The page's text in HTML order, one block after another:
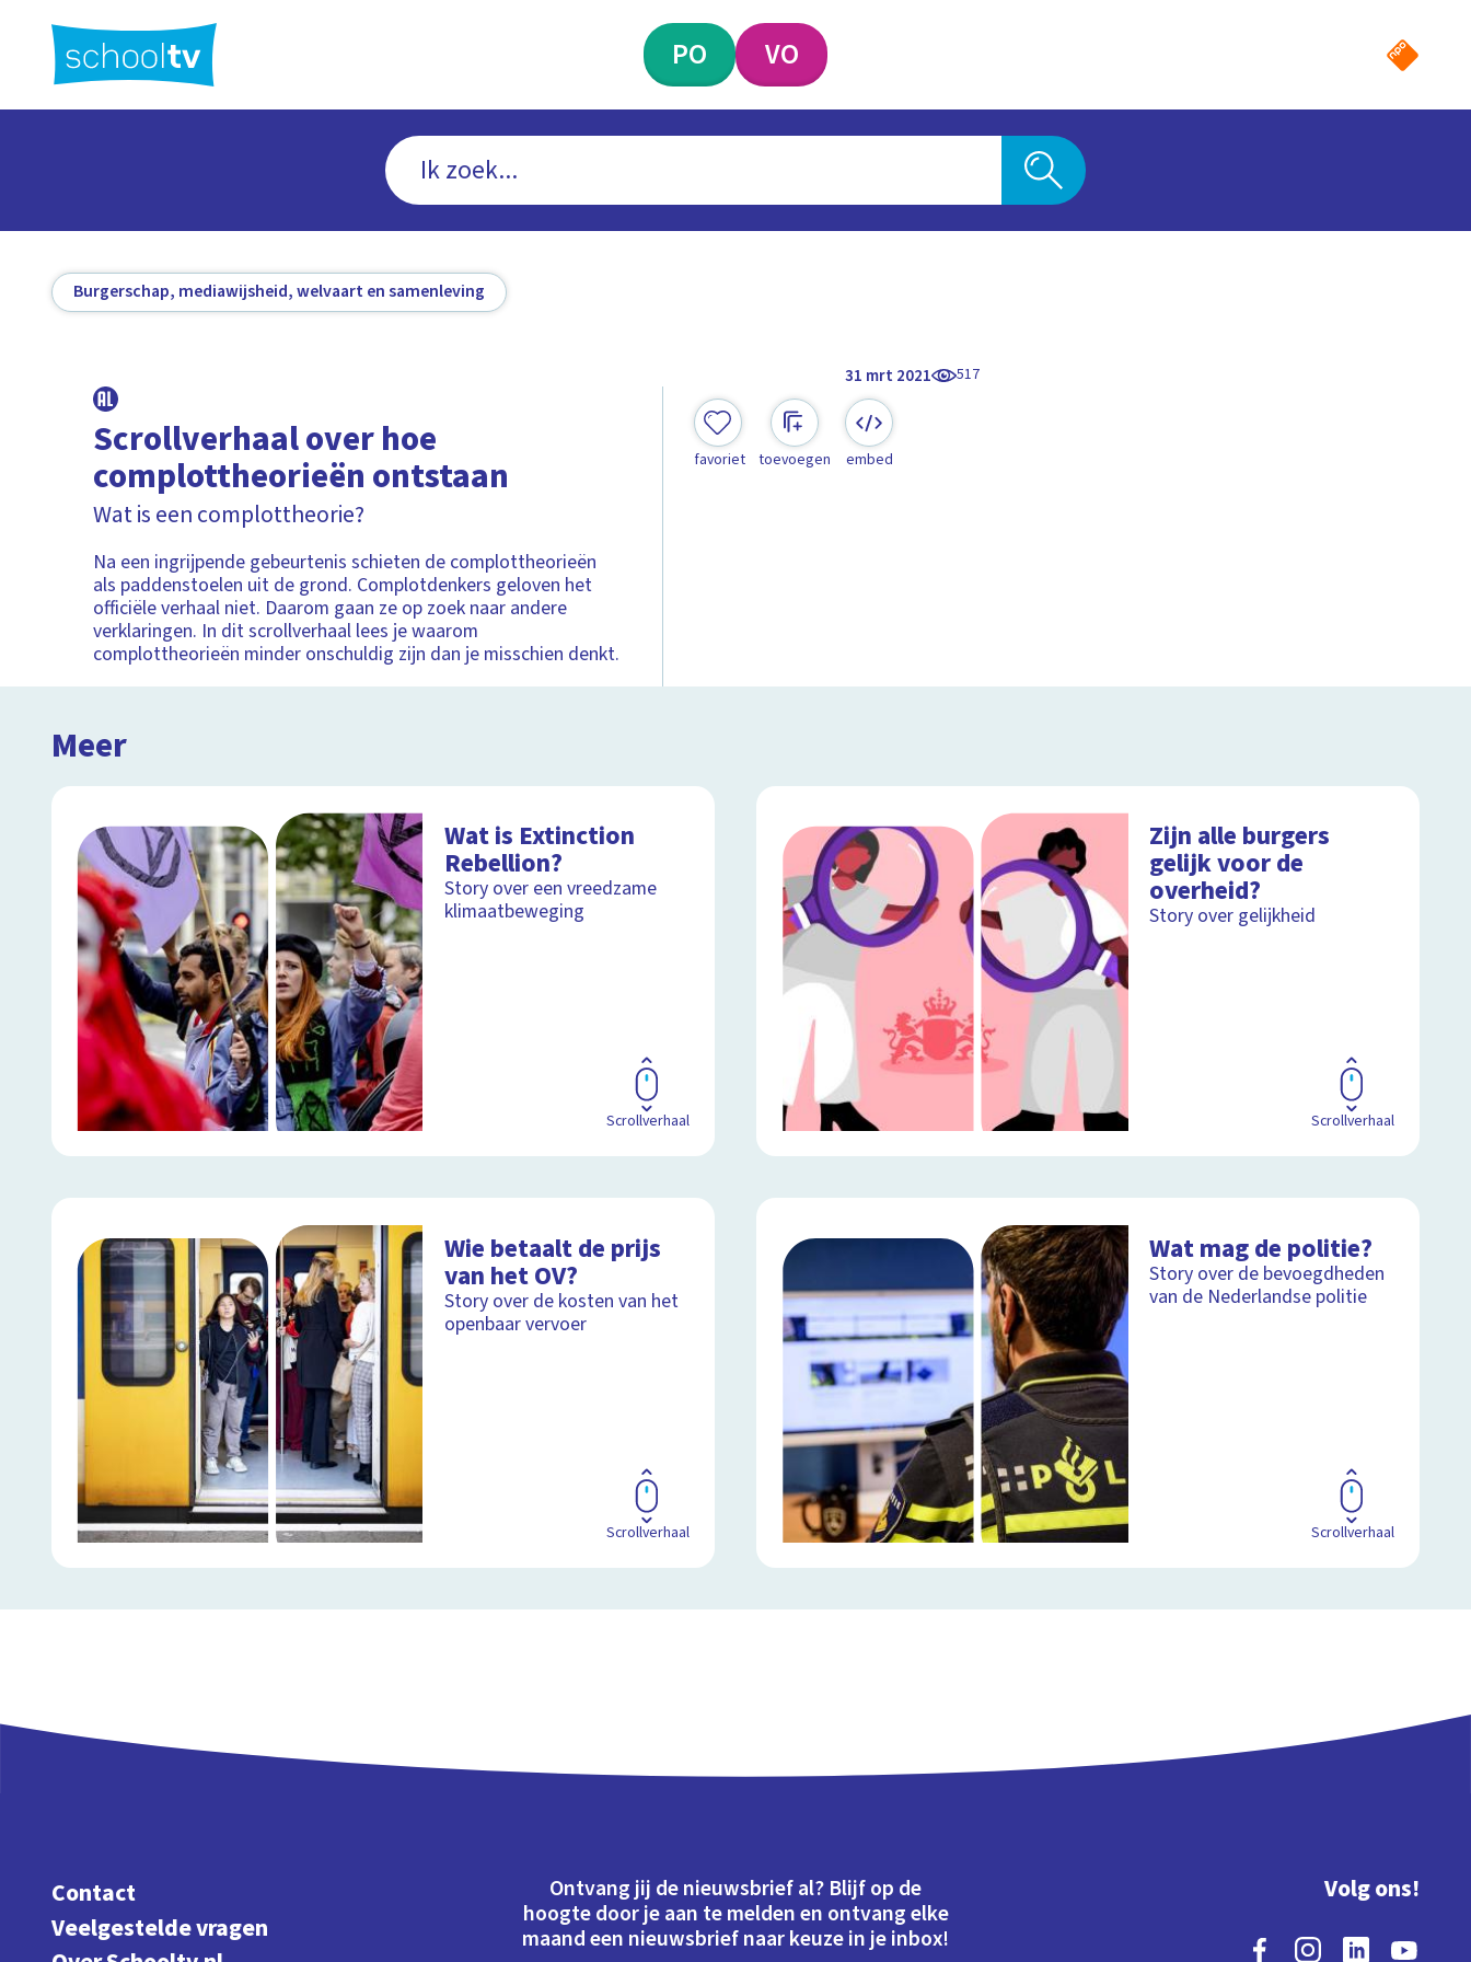
hoofdinhoud
PO VO
Burgerschap, mediawijsheid, welvaart en samenleving
31 mrt 2021 517
Scrollverhaal over hoe
complottheorieën ontstaan
Wat is een complottheorie?
Na een ingrijpende gebeurtenis schieten de complottheorieën
als paddenstoelen uit de grond. Complotdenkers geloven het
officiële verhaal niet. Daarom gaan ze op zoek naar andere
verklaringen. In dit scrollverhaal lees je waarom
complottheorieën minder onschuldig zijn dan je misschien denkt.
favoriet toevoegen embed
Meer
Wat is Extinction
Rebellion?
Story over een vreedzame
klimaatbeweging
Scrollverhaal
Zijn alle burgers
gelijk voor de
overheid?
Story over gelijkheid
Scrollverhaal
Wie betaalt de prijs
van het OV?
Story over de kosten van het
openbaar vervoer
Scrollverhaal
Wat mag de politie?
Story over de bevoegdheden
van de Nederlandse politie
Scrollverhaal
Contact
Veelgestelde vragen
Ontvang jij de nieuwsbrief al? Blijf op de
hoogte door je aan te melden en ontvang elke
maand een nieuwsbrief naar keuze in je inbox!
Volg ons!